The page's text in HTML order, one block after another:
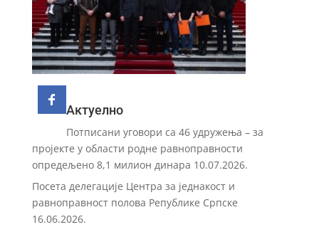
Актуелно
Потписани уговори са 46 удружења – за
пројекте у области родне равноправности
опредељено 8,1 милион динара 10.07.2026.
Посета делегације Центра за једнакост и
равноправност полова Републике Српске
16.06.2026.